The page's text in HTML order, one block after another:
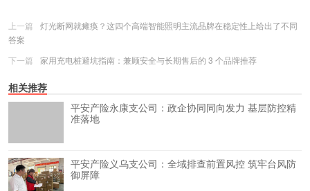
上一篇
灯光断网就瘫痪？这四个高端智能照明主流品牌在稳定性上给出了不同
答案
下一篇
家用充电桩避坑指南：兼顾安全与长期售后的 3 个品牌推荐
相关推荐
平安产险永康支公司：政企协同同向发力 基层防控精
准落地
平安产险义乌支公司：全域排查前置风控 筑牢台风防
御屏障